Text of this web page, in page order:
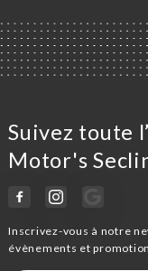
Suivez toute
Motor's
Inscrivez-vous à notre
évènements et